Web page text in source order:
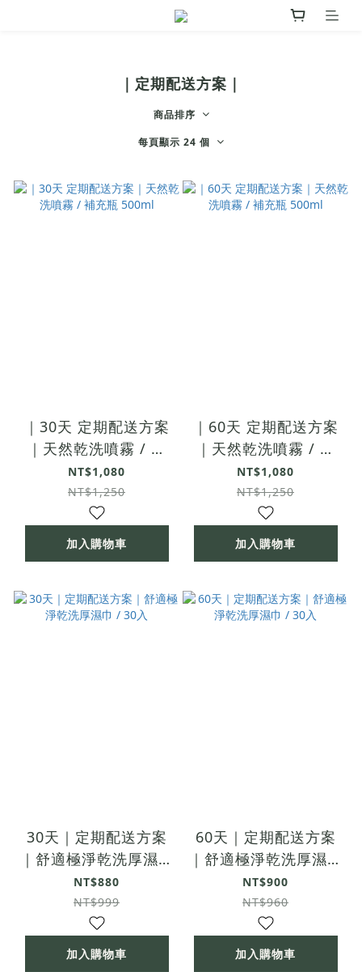
｜定期配送方案｜
商品排序
每頁顯示 24 個
｜30天 定期配送方案
｜天然乾洗噴霧 / 補
充瓶 500ml
NT$1,080
NT$1,250
加入購物車
｜60天 定期配送方案
｜天然乾洗噴霧 / 補
充瓶 500ml
NT$1,080
NT$1,250
加入購物車
30天｜定期配送方案
｜舒適極淨乾洗厚濕巾
/ 30入
NT$880
NT$999
加入購物車
60天｜定期配送方案
｜舒適極淨乾洗厚濕巾
/ 30入
NT$900
NT$960
加入購物車